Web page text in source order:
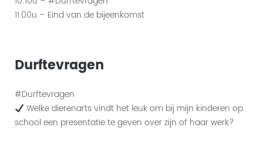
11.00u – Eind van de bijeenkomst
Durftevragen
#Durftevragen
Welke dierenarts vindt het leuk om bij mijn kinderen op
school een presentatie te geven over zijn of haar werk?